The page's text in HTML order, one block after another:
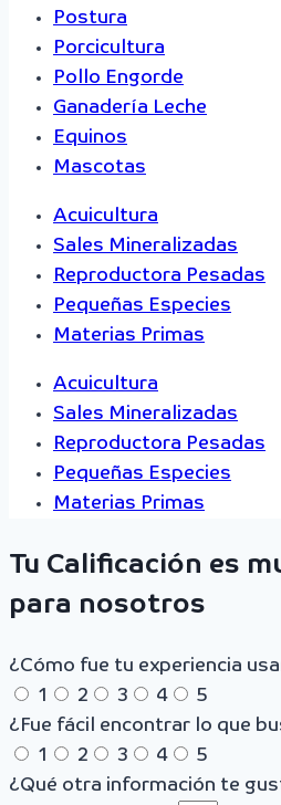
Postura
Porcicultura
Pollo Engorde
Ganadería Leche
Equinos
Mascotas
Acuicultura
Sales Mineralizadas
Reproductora Pesadas
Pequeñas Especies
Materias Primas
Acuicultura
Sales Mineralizadas
Reproductora Pesadas
Pequeñas Especies
Materias Primas
Tu Calificación es
para nosotros
¿Cómo fue tu experiencia
1
2 3 4
5
¿Fue fácil encontrar lo que
1
2 3 4
5
¿Qué otra información te